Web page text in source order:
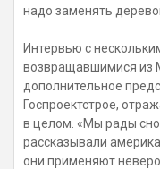
надо заменять
Интервью с
возвращавшимися из
дополнительное
Госпроектстрое,
в целом. «Мы рады
рассказывали
они применяют